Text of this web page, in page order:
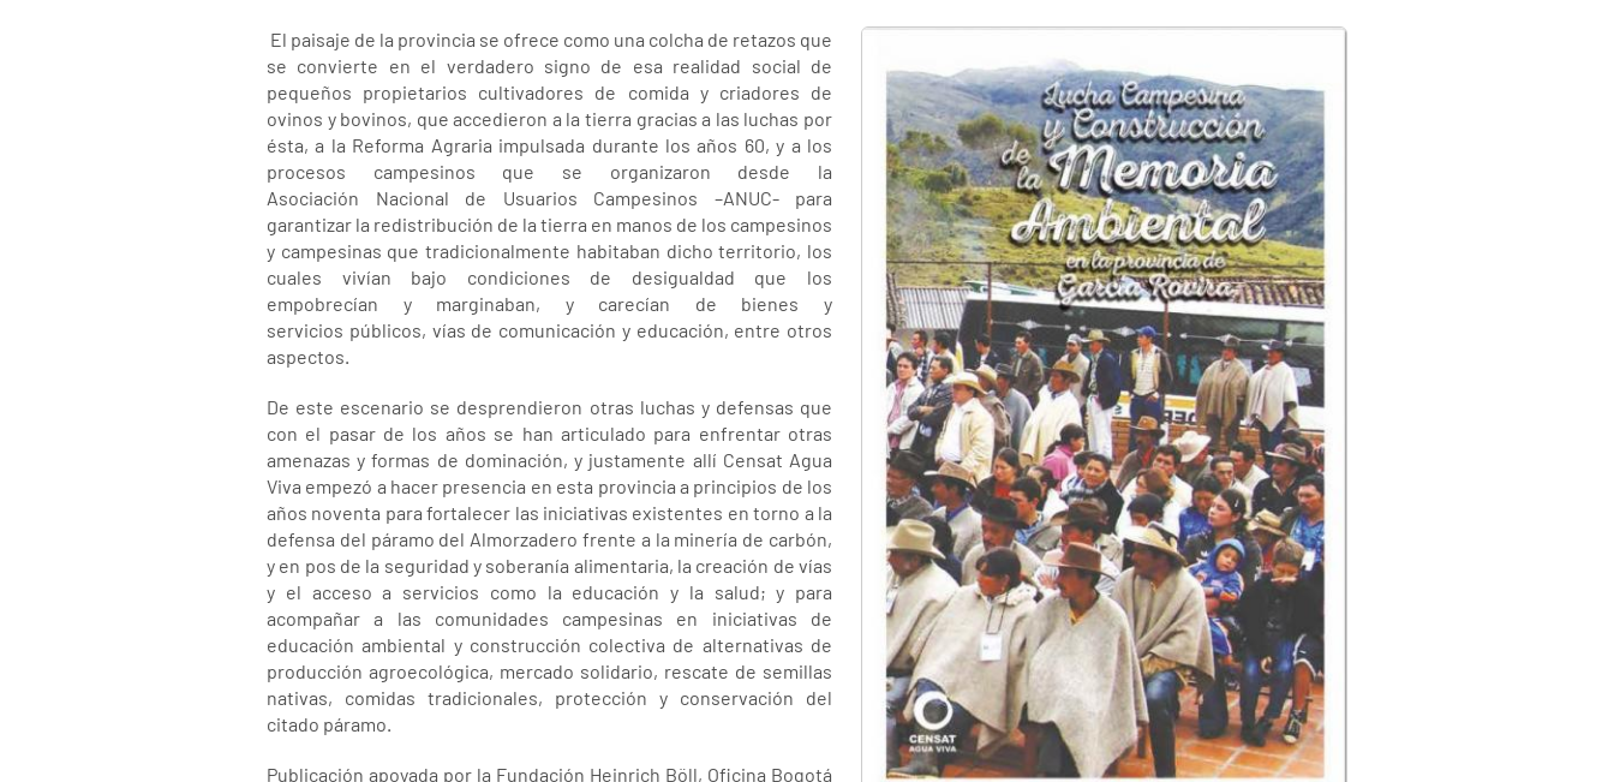
El paisaje de la provincia se ofrece como una colcha de retazos que
se convierte en el verdadero signo de esa realidad social de
pequeños propietarios cultivadores de comida y criadores de
ovinos y bovinos, que accedieron a la tierra gracias a las luchas por
ésta, a la Reforma Agraria impulsada durante los años 60, y a los
procesos campesinos que se organizaron desde la
Asociación Nacional de Usuarios Campesinos –ANUC- para
garantizar la redistribución de la tierra en manos de los campesinos
y campesinas que tradicionalmente habitaban dicho territorio, los
cuales vivían bajo condiciones de desigualdad que los
empobrecían y marginaban, y carecían de bienes y
servicios públicos, vías de comunicación y educación, entre otros
aspectos.
De este escenario se desprendieron otras luchas y defensas que
con el pasar de los años se han articulado para enfrentar otras
amenazas y formas de dominación, y justamente allí Censat Agua
Viva empezó a hacer presencia en esta provincia a principios de los
años noventa para fortalecer las iniciativas existentes en torno a la
defensa del páramo del Almorzadero frente a la minería de carbón,
y en pos de la seguridad y soberanía alimentaria, la creación de vías
y el acceso a servicios como la educación y la salud; y para
acompañar a las comunidades campesinas en iniciativas de
educación ambiental y construcción colectiva de alternativas de
producción agroecológica, mercado solidario, rescate de semillas
nativas, comidas tradicionales, protección y conservación del
citado páramo.
Publicación apoyada por la Fundación Heinrich Böll, Oficina Bogotá